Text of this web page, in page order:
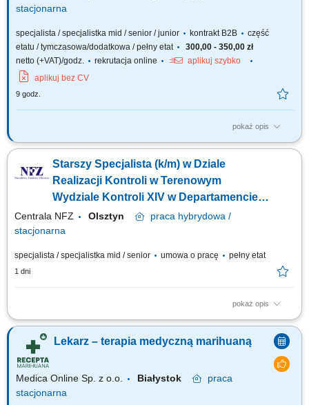
stacjonarna
specjalista / specjalistka mid / senior / junior kontrakt B2B
część
etatu / tymczasowa/dodatkowa / pełny etat
300,00 - 350,00 zł
netto (+VAT)/godz.
rekrutacja online
aplikuj szybko
aplikuj bez CV
9 godz.
pokaż opis
Zapraszamy do współpracy z naszą firmą specjalizującą się w medycznej
lekarzy i lekarek różnych specjalizacji, którzy są otwarci na rozwój oraz
poszerzanie wiedzy, aby dołączyć do naszego zespołu jako tzn. Lekarz...
Starszy Specjalista (k/m) w Dziale
Realizacji Kontroli w Terenowym
Wydziale Kontroli XIV w Departamencie
Kontroli /lekarz (k/m)
Centrala NFZ Olsztyn praca hybrydowa /
stacjonarna
specjalista / specjalistka mid / senior umowa o pracę pełny etat
1 dni
pokaż opis
GŁÓWNE ZADANIA Wykonywanie zadań określonych w przepisach
dotyczących kontroli prowadzonych przez Dział Realizacji Kontroli, w
szczególności: udział w przygotowaniu kontroli, w tym: współuczestnictwo
w dokonywaniu analizy przedkontrolnej (zgromadzenie materiałów i
informacji...
Lekarz – terapia medyczną marihuaną
Medica Online Sp. z o.o. Białystok
praca
stacjonarna